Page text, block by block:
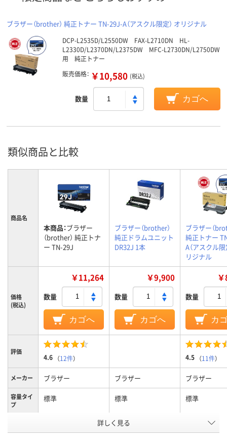
ブラザー（brother） 純正トナー TN-29J-A（アスクル限定） オリジナル
DCP-L2535D/L2550DW FAX-L2710DN HL-
L2330D/L2370DN/L2375DW MFC-L2730DN/L2750DW
用 純正トナー
販売価格： ￥10,580 (税込)
数量 カゴへ
類似商品と比較
商品名
本商品：ブラザー
（brother） 純正トナ
ー TN-29J
ブラザー（brother）
純正ドラムユニット
DR32J 1本
ブラザー（
純正トナー
A（アスクル限
リジナル
価格
(税込)
￥11,264
数量
カゴへ
￥9,900
数量
カゴへ
数量
カ
評価
4.6 （12件） 4.5 （11件）
メーカー ブラザー ブラザー ブラザー
容量タイ
プ
標準 標準 標準
ブラック系 ブラック系
詳しく見る